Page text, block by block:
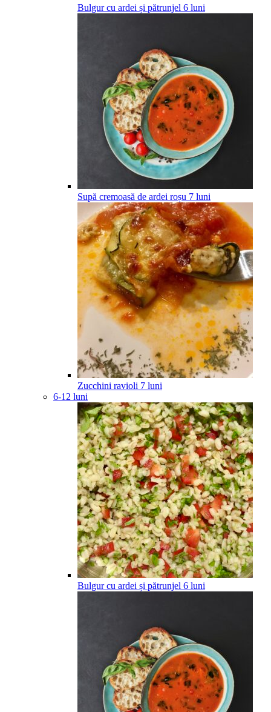
Bulgur cu ardei și pătrunjel 6 luni
Supă cremoasă de ardei roșu 7 luni
Zucchini ravioli 7 luni
6-12 luni
Bulgur cu ardei și pătrunjel 6 luni